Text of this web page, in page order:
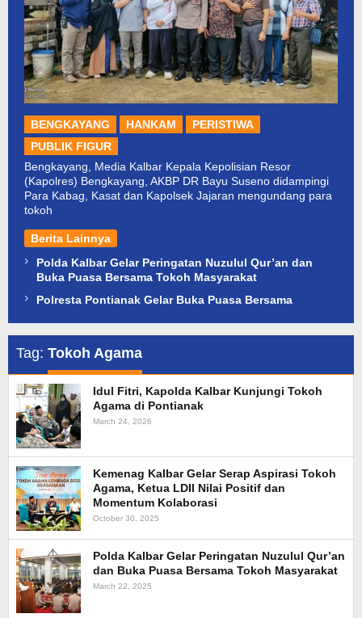
BENGKAYANG HANKAM
PERISTIWA
PUBLIK FIGUR
Bengkayang, Media Kalbar Kepala Kepolisian Resor
(Kapolres) Bengkayang, AKBP DR Bayu Suseno didampingi
Para Kabag, Kasat dan Kapolsek Jajaran mengundang para
tokoh
Berita Lainnya
Polda Kalbar Gelar Peringatan Nuzulul Qur’an dan
Buka Puasa Bersama Tokoh Masyarakat
Polresta Pontianak Gelar Buka Puasa Bersama
Tag: Tokoh Agama
Idul Fitri, Kapolda Kalbar Kunjungi Tokoh
Agama di Pontianak
March 24, 2026
Kemenag Kalbar Gelar Serap Aspirasi Tokoh
Agama, Ketua LDII Nilai Positif dan
Momentum Kolaborasi
October 30, 2025
Polda Kalbar Gelar Peringatan Nuzulul Qur’an
dan Buka Puasa Bersama Tokoh Masyarakat
March 22, 2025